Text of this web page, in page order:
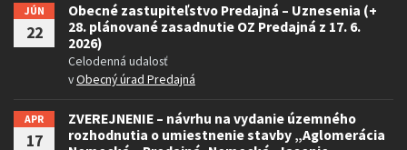
JÚN
22
Obecné zastupiteľstvo Predajná – Uznesenia (+
28. plánované zasadnutie OZ Predajná z 17. 6.
2026)
Celodenná udalosť
vObecný úrad Predajná
APR
17
ZVEREJNENIE – návrhu na vydanie územného
rozhodnutia o umiestnenie stavby „Aglomerácia